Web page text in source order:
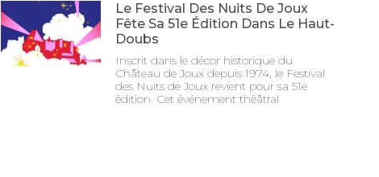
Le Festival Des Nuits De Joux
Fête Sa 51e Édition Dans Le Haut-
Doubs
Inscrit dans le décor historique du
Château de Joux depuis 1974, le Festival
des Nuits de Joux revient pour sa 51e
édition. Cet événement théâtral